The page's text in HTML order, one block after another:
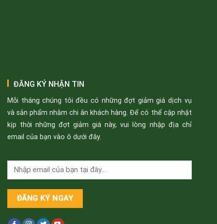
ĐĂNG KÝ NHẬN TIN
Mỗi tháng chúng tôi đều có những đợt giảm giá dịch vụ
và sản phẩm nhằm chi ân khách hàng. Để có thể cập nhật
kịp thời những đợt giảm giá này, vui lòng nhập địa chỉ
email của bạn vào ô dưới đây.